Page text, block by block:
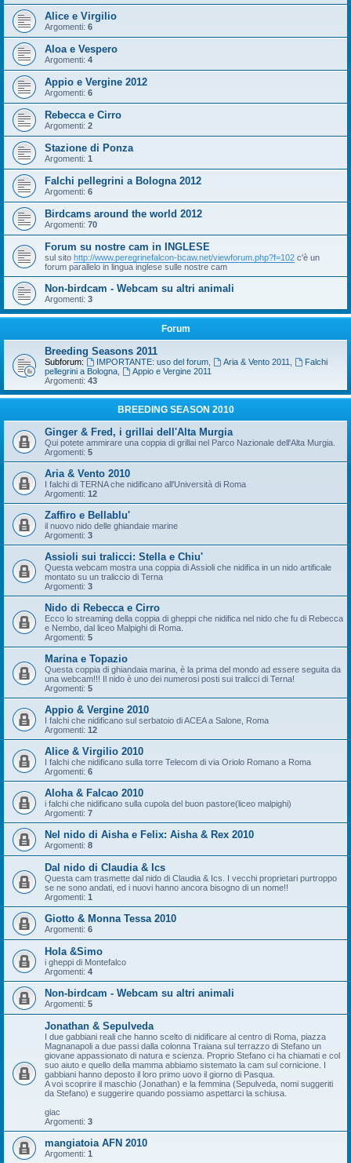
Alice e Virgilio
Argomenti: 6
Aloa e Vespero
Argomenti: 4
Appio e Vergine 2012
Argomenti: 6
Rebecca e Cirro
Argomenti: 2
Stazione di Ponza
Argomenti: 1
Falchi pellegrini a Bologna 2012
Argomenti: 6
Birdcams around the world 2012
Argomenti: 70
Forum su nostre cam in INGLESE
sul sito http://www.peregrinefalcon-bcaw.net/viewforum.php?f=102 c'è un
forum parallelo in lingua inglese sulle nostre cam
Non-birdcam - Webcam su altri animali
Argomenti: 3
Forum
Breeding Seasons 2011
Subforum: IMPORTANTE: uso del forum, Aria & Vento 2011
Falchi
pellegrini a Bologna
Appio e Vergine 2011
Argomenti: 43
BREEDING SEASON 2010
Ginger & Fred, i grillai dell'Alta Murgia
Qui potete ammirare una coppia di grillai nel Parco Nazionale dell'Alta Murgia.
Argomenti: 5
Aria & Vento 2010
I falchi di TERNA che nidificano all'Università di Roma
Argomenti: 12
Zaffiro e Bellablu'
il nuovo nido delle ghiandaie marine
Argomenti: 3
Assioli sui tralicci: Stella e Chiu'
Questa webcam mostra una coppia di Assioli che nidifica in un nido artificale
montato su un traliccio di Terna
Argomenti: 3
Nido di Rebecca e Cirro
Ecco lo streaming della coppia di gheppi che nidifica nel nido che fu di Rebecca
e Nembo, dal liceo Malpighi di Roma.
Argomenti: 5
Marina e Topazio
Questa coppia di ghiandaia marina, è la prima del mondo ad essere seguita da
una webcam!!! Il nido è uno dei numerosi posti sui tralicci di Terna!
Argomenti: 5
Appio & Vergine 2010
I falchi che nidificano sul serbatoio di ACEA a Salone, Roma
Argomenti: 12
Alice & Virgilio 2010
I falchi che nidificano sulla torre Telecom di via Oriolo Romano a Roma
Argomenti: 6
Aloha & Falcao 2010
i falchi che nidificano sulla cupola del buon pastore(liceo malpighi)
Argomenti: 7
Nel nido di Aisha e Felix: Aisha & Rex 2010
Argomenti: 8
Dal nido di Claudia & Ics
Questa cam trasmette dal nido di Claudia & Ics. I vecchi proprietari purtroppo
se ne sono andati, ed i nuovi hanno ancora bisogno di un nome!!
Argomenti: 1
Giotto & Monna Tessa 2010
Argomenti: 6
Hola &Simo
i gheppi di Montefalco
Argomenti: 4
Non-birdcam - Webcam su altri animali
Argomenti: 5
Jonathan & Sepulveda
I due gabbiani reali che hanno scelto di nidificare al centro di Roma, piazza
Magnanapoli a due passi dalla colonna Traiana sul terrazzo di Stefano un
giovane appassionato di natura e scienza. Proprio Stefano ci ha chiamati e col
suo aiuto e quello della mamma abbiamo sistemato la cam sul cornicione. I
gabbiani hanno deposto il loro primo uovo il giorno di Pasqua.
A voi scoprire il maschio (Jonathan) e la femmina (Sepulveda, nomi suggeriti
da Stefano) e suggerire quando possiamo aspettarci la schiusa.
giac
Argomenti: 3
mangiatoia AFN 2010
Argomenti: 1